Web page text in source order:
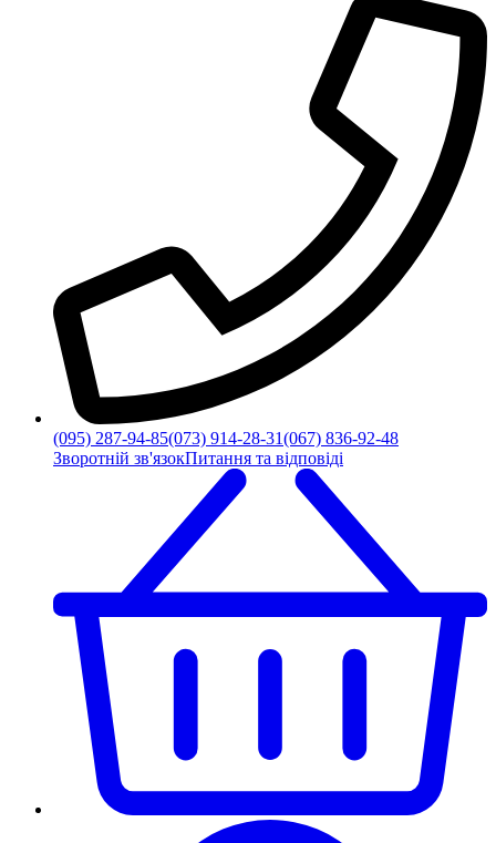
(095) 287-94-85(073) 914-28-31(067) 836-92-48
Зворотній зв'язокПитання та відповіді